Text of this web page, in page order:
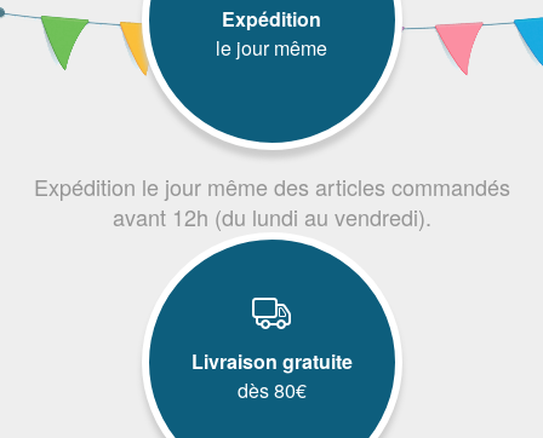
Expédition
le jour même
Expédition le jour même des articles commandés
avant 12h (du lundi au vendredi).
Livraison gratuite
dès 80€